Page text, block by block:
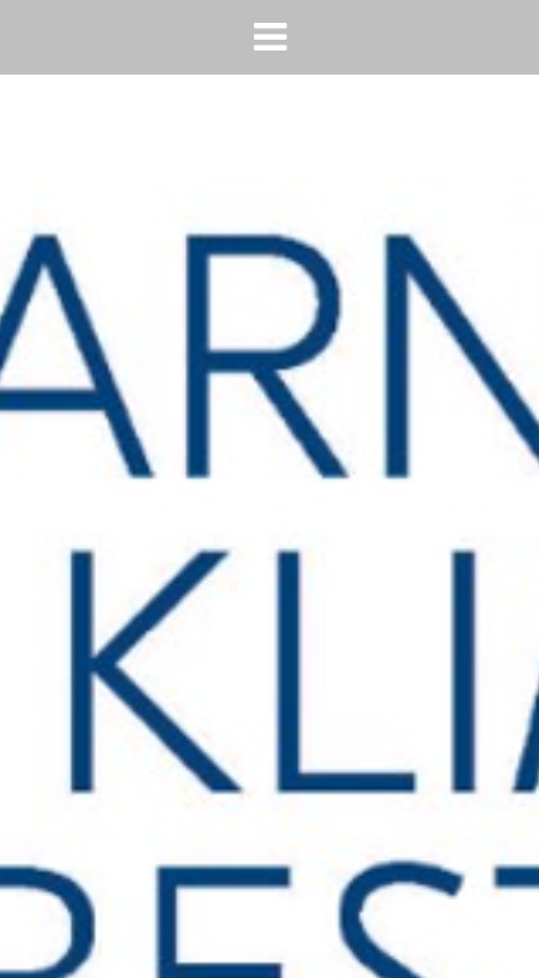
HORECA SONSBEEK
CONTACT
BEREIKBAARHEID